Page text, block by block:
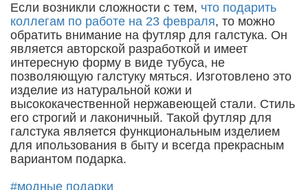
Если возникли сложности с тем, что подарить
коллегам по работе на 23 февраля, то можно
обратить внимание на футляр для галстука. Он
является авторской разработкой и имеет
интересную форму в виде тубуса, не
позволяющую галстуку мяться. Изготовлено это
изделие из натуральной кожи и
высококачественной нержавеющей стали. Стиль
его строгий и лаконичный. Такой футляр для
галстука является функциональным изделием
для ипользования в быту и всегда прекрасным
вариантом подарка.
#модные подарки